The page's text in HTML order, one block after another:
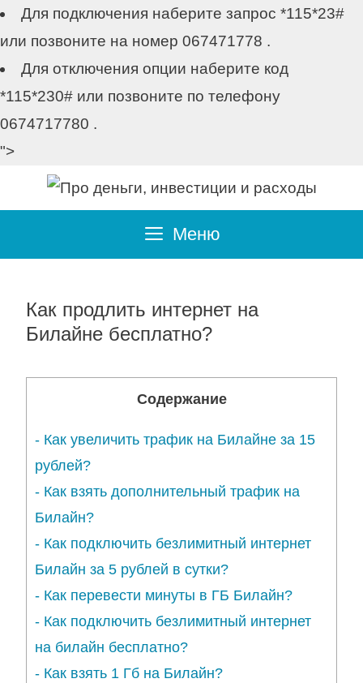
Для подключения наберите запрос *115*23#
или позвоните на номер 067471778 .
Для отключения опции наберите код
*115*230# или позвоните по телефону
0674717780 .
">
содержимому
Меню
Как продлить интернет на
Билайне бесплатно?
Содержание
- Как увеличить трафик на Билайне за 15
рублей?
- Как взять дополнительный трафик на
Билайн?
- Как подключить безлимитный интернет
Билайн за 5 рублей в сутки?
- Как перевести минуты в ГБ Билайн?
- Как подключить безлимитный интернет
на билайн бесплатно?
- Как взять 1 Гб на Билайн?